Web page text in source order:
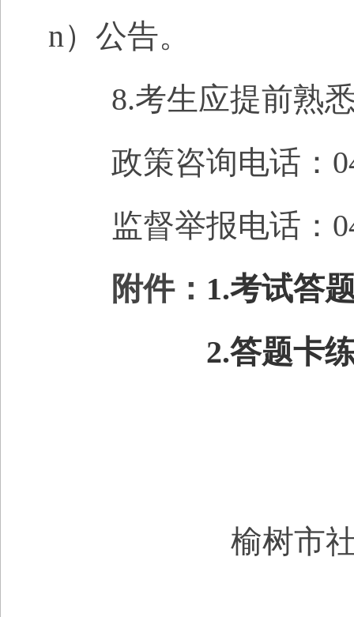
n）公告。
8.考生应提前熟悉
政策咨询电话：
监督举报电话：
附件： 1.考试答
2.答题卡
榆树市